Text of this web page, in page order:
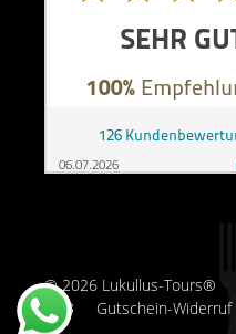
AGB Gutschein-Widerruf
© 2026 Lukullus-Tours®